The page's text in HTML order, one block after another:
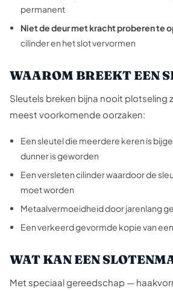
permanent
Niet de deur met kracht proberen te
cilinder en het slot vervormen
WAAROM BREEKT EEN
Sleutels breken bijna nooit plotseling
meest voorkomende oorzaken:
Een sleutel die meerdere keren is
dunner is geworden
Een versleten cilinder waardoor de
moet worden
Metaalvermoeidheid door jarenlang
Een verkeerd gevormde kopie van
WAT KAN EEN
Met speciaal gereedschap —